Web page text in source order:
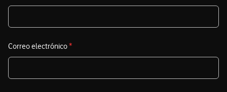
Correo electrónico*